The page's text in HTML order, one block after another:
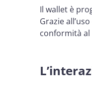
Il wallet è
Grazie
conformità al